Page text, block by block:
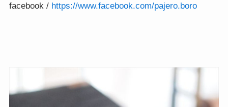
facebook / https://www.facebook.com/pajero.boro